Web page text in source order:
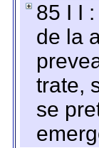
85 I I
de la
trate,
se